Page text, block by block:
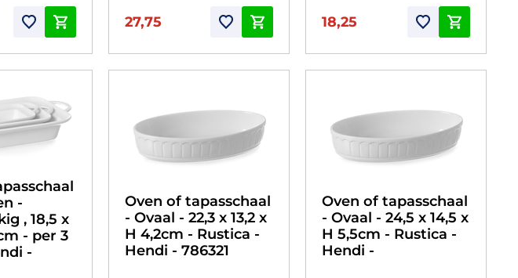
27,75 18,25
-
, 18,5 x
- per 3
-
Oven of tapasschaal
- Ovaal - 22,3 x 13,2 x
H 4,2cm - Rustica -
Hendi - 786321
Oven of tapasschaal
- Ovaal - 24,5 x 14,5 x
H 5,5cm - Rustica -
Hendi -